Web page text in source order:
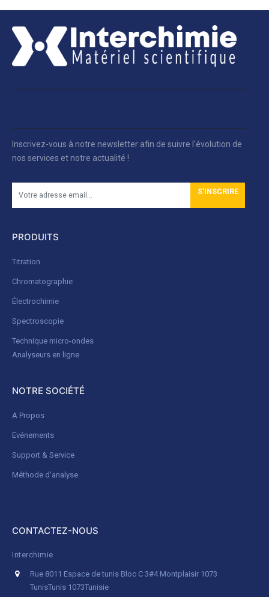
Inscrivez-vous à notre newsletter afin de suivre l'évolution de
nos services et notre actualité !
S'INSCRIRE
PRODUITS
Titration
Chromatographie
Électrochimie
Spectroscopie
Technique micro-ondes
Analyseurs en ligne
NOTRE SOCIÉTÉ
A Propos
Evénements
Support & Service
Méthode d'analyse
CONTACTEZ-NOUS
Interchimie
Rue 8011 Espace de tunis Bloc C 3#4 Montplaisir 1073
TunisTunis 1073Tunisie